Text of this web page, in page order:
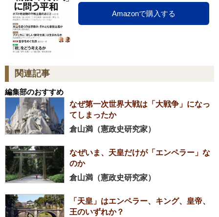
Amazonで購入する
関連記事
編集部のおすすめ
なぜ第一次世界大戦は「大戦争」になっ
てしまったか
倉山満（憲政史研究家）
なぜいま、天皇だけが「エンペラー」な
のか
倉山満（憲政史研究家）
「天皇」はエンペラー、キング、皇帝、
王のいずれか？